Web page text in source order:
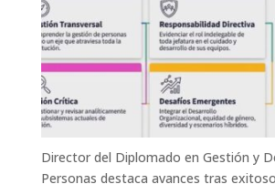
Director del Diplomado en Gestión y
Personas destaca avances tras